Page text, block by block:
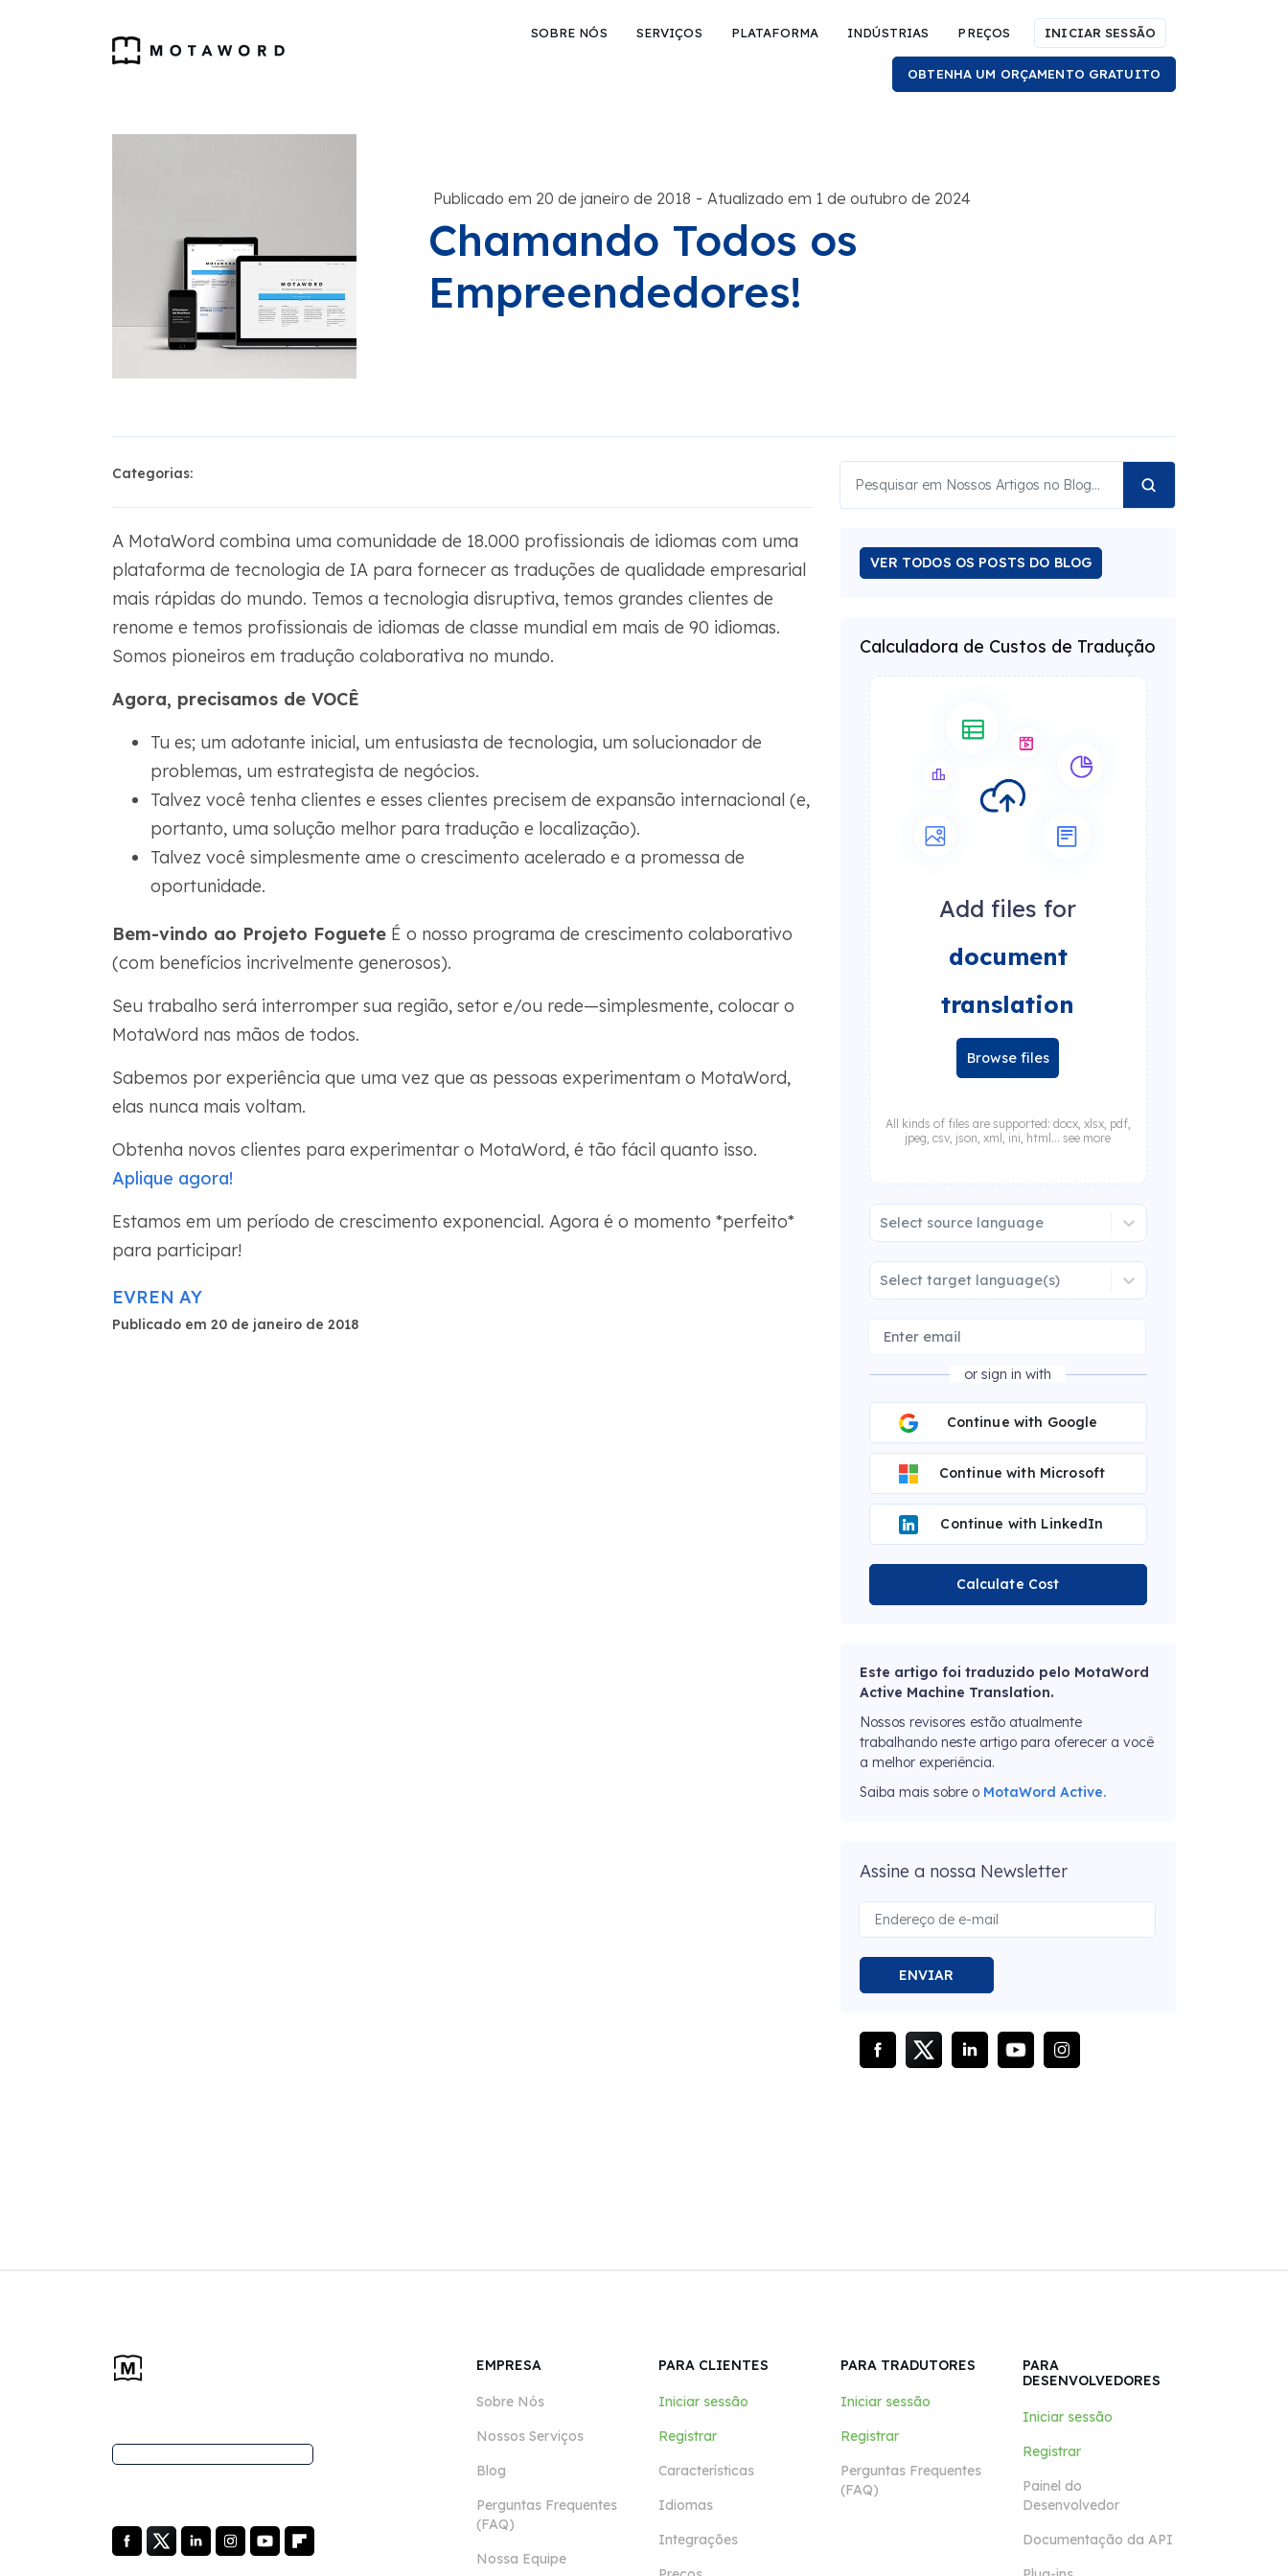
SOBRE NÓS SERVIÇOS PLATAFORMA INDÚSTRIAS PREÇOS INICIAR SESSÃO
OBTENHA UM ORÇAMENTO GRATUITO
Publicado em 20 de janeiro de 2018 - Atualizado em 1 de outubro de 2024
Chamando Todos os
Empreendedores!
Categorias:
A MotaWord combina uma comunidade de 18.000 profissionais de idiomas com uma
plataforma de tecnologia de IA para fornecer as traduções de qualidade empresarial
mais rápidas do mundo. Temos a tecnologia disruptiva, temos grandes clientes de
renome e temos profissionais de idiomas de classe mundial em mais de 90 idiomas.
Somos pioneiros em tradução colaborativa no mundo.
Agora, precisamos de VOCÊ
Tu es; um adotante inicial, um entusiasta de tecnologia, um solucionador de
problemas, um estrategista de negócios.
Talvez você tenha clientes e esses clientes precisem de expansão internacional (e,
portanto, uma solução melhor para tradução e localização).
Talvez você simplesmente ame o crescimento acelerado e a promessa de
oportunidade.
Bem-vindo ao Projeto FogueteÉ o nosso programa de crescimento colaborativo
(com benefícios incrivelmente generosos).
Seu trabalho será interromper sua região, setor e/ou rede—simplesmente, colocar o
MotaWord nas mãos de todos.
Sabemos por experiência que uma vez que as pessoas experimentam o MotaWord,
elas nunca mais voltam.
Obtenha novos clientes para experimentar o MotaWord, é tão fácil quanto isso.
Aplique agora!
Estamos em um período de crescimento exponencial. Agora é o momento *perfeito*
para participar!
EVREN AY
Publicado em 20 de janeiro de 2018
VER TODOS OS POSTS DO BLOG
Calculadora de Custos de Tradução
Add files for
document
translation
Browse files
All kinds of files are supported: docx, xlsx, pdf,
jpeg, csv, json, xml, ini, html... see more
Select source language
Select target language(s)
or sign in with
Continue with Google
Continue with Microsoft
Continue with LinkedIn
Calculate Cost
Este artigo foi traduzido pelo MotaWord
Active Machine Translation.
Nossos revisores estão atualmente
trabalhando neste artigo para oferecer a você
a melhor experiência.
Saiba mais sobre o MotaWord Active.
Assine a nossa Newsletter
ENVIAR
EMPRESA
Sobre Nós
Nossos Serviços
Blog
Perguntas Frequentes
(FAQ)
Nossa Equipe
PARA CLIENTES
Iniciar sessão
Registrar
Características
Idiomas
Integrações
PARA TRADUTORES
Iniciar sessão
Registrar
Perguntas Frequentes
(FAQ)
PARA
DESENVOLVEDORES
Iniciar sessão
Registrar
Painel do
Desenvolvedor
Documentação da API